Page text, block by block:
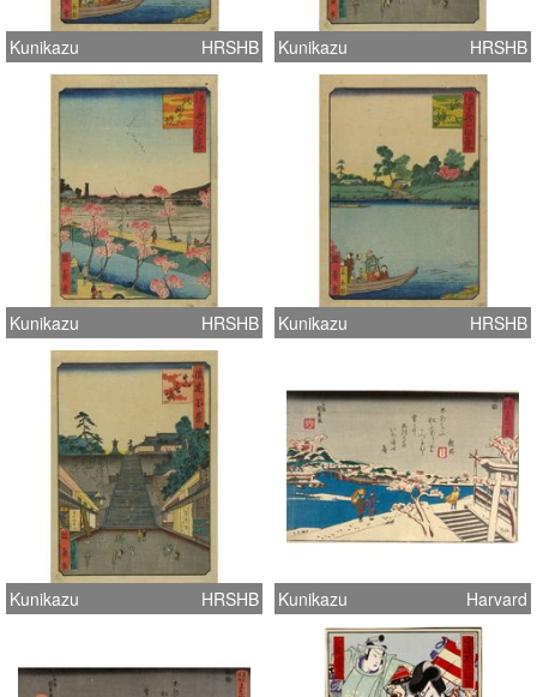
Kunikazu HRSHB Kunikazu HRSHB
Kunikazu HRSHB Kunikazu HRSHB
Kunikazu HRSHB Kunikazu Harvard